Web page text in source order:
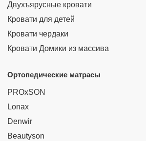
Двухъярусные кровати
Кровати для детей
Кровати чердаки
Кровати Домики из массива
Ортопедические матрасы
PROxSON
Lonax
Denwir
Beautyson